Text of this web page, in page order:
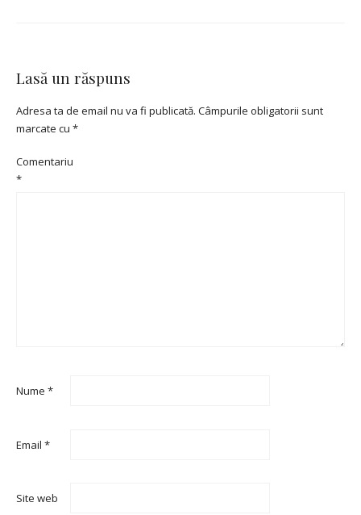
Lasă un răspuns
Adresa ta de email nu va fi publicată. Câmpurile obligatorii sunt
marcate cu *
Comentariu
*
Nume *
Email *
Site web